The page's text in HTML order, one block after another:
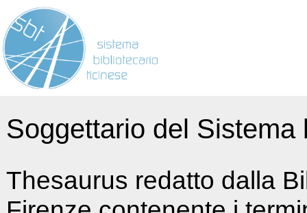
Soggettario del
Thesaurus redatto dalla